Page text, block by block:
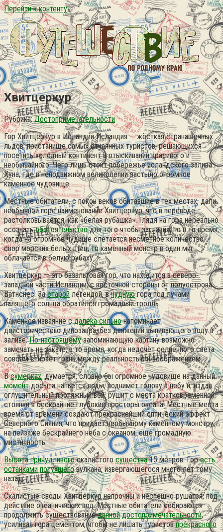
Перейти к контенту
Хвитцеркур
Рубрика: Достопримечательности
Гор Хвитцеркур в Исландии Исландия — жёсткая страна вечных
льдов, пристанище самых отчаянных туристов, решающихся
посетить холодный континент в отыскивании красивого и
необычайного. Чего лишь стоит побережье исландского залива
Хуна, где в неподвижном великолепии застыло огромное
каменное чудовище.
Местные обитатели, с покон веков обитавшие в тех местах, дали
необычной горе наименование Хвитцеркур, что в переводе
растолковывается, как «белая рубашка». Глядя на гора нереально
осознатьобстоятельстводля того чтобы заглавия, но в то время,
когда на огромное чудище слетается несметное количество
свор морских белых птиц, то каменный монстр в один миг
облачается в белую рубаху.
Хвитцеркур — это базальтовая гор, что находится в северо-
западной части Исландии, с восточной стороны от полуострова
Ватнснес. Застарой легендой, вчуднуюгора под лучами
палящего солнца обратился громадный тролль.
Каменное изваяние сдалека сильнонапоминает
доисторического динозавра, без движений выпивающего воду в
заливе.По-настоящемузапоминающую картину возможно
замечать на закате, в то время, когда недочёт солнечного света
совсем стирает грань между реальностью и воображением.
Всумерках, думается, словно бы огромное чудовище на данный
моментдосыта напьется воды, поднимет голову к небу и, издав
оглушительный протяжный вой, рушит с места кратковременной
стоянки в бескрайние глубокие просторы океана. Местные места
время от времени создают прекраснейший оптический эффект
Северного Сияния, что придает необычному каменному монстру,
на пейзаже бескрайнего неба с океаном, еще громадную
мистичность.
Высота причудливогоскалистогосущества15 метров. Горесть
останками потухшеговулкана, извергающегося много лет тому
назад.
Скалистые своды Хвитцеркур непрочны и неспешно рушатся, под
действие океанических вод. Местные обитатели собираются
продолжить существованиеданной достопримечательности,
усиливая гора цементом, чтобы не лишать туристовпрекрасного